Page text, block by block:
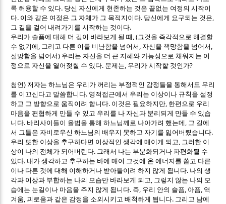
록 허용할 수 있다. 당신 자신에게 현존하는 것은 끝없는 여정의 시작이
다. 이와 같은 여정은 그 자체가 그 목적지이다. 당신에게 요구되는 것은,
그 길을 걸어 내려가기를 시작하는 것이다.
우리가 슬픔에 대해 더 깊이 바라보게 될 때 , (그것을 즉각적으로 해결할
수 없기에 , 그리고 다른 이를 비난함을 넘어서 ,자신을 책망함을 넘어서 ,
절망함을 넘어서) 우리는 자신을 더 큰 지혜와 가능성으로 채워지는 여
정으로 자신을 열어젖힐 수 있다. 문제는, 우리가 시작할 것인가?
첨언) 저자는 하느님은 우리가 꺼리는 부정적인 감정들을 통해서도 우리
를 이끄신다고 말씀합니다. 영적접근에서 우리는 이상이나 규칙을 설정
하고 그 방향으로 움직이려 합니다. 이것은 필요하지만, 한편으로 우리
마음을 편협하게 만들 수 있고 우리를 나 자신과 분리되게 만들 수 있습
니다. 바리사이들이 율법을 통해 하느님께로 나아가려 했는데 , 그 길에
서 그들은 자비로우신 하느님의 배우지 못하고 자기를 잃어버렸습니다.
우리 또한 이상을 추구하다면 이상적인 생각에 매이게 되고 , 그러한 이
상이 나의 전체가 되어버린다. 그래서 나는 부분화되거나 파편화될 수
있다.내가 생각하고 추구하는 바에 매여 그것에 온 에너지를 쏟고 다른
이나 다른 것에 대해 이해하거나 받아들이려 하지 않게 됩니다. 나의 생
각과 이상과 부합하는 나의 모습만 바라보게 되고 , 그렇지 않는 나의 모
습에는 눈길이나 마음을 주지 않게 됩니다. 즉, 우리 안의 슬픔, 아픔, 역
겨움, 괴로움과 같은 감정을 소외시키고 배척하게 됩니다. 그리고 남에